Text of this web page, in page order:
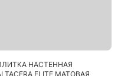
НАСТЕННАЯ
ELITE МАТОВАЯ